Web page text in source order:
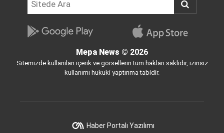
Mepa News © 2026
Sitemizde kullanılan içerik ve görsellerin tüm hakları saklıdır, izinsiz
kullanımı hukuki yaptırıma tabidir.
Haber Portalı Yazılımı